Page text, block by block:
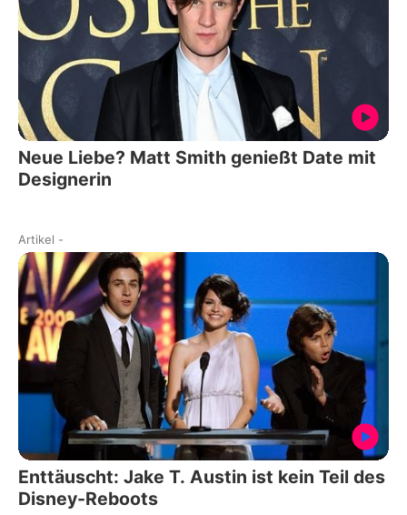
Neue Liebe? Matt Smith genießt Date mit
Designerin
Artikel -
Enttäuscht: Jake T. Austin ist kein Teil des
Disney-Reboots